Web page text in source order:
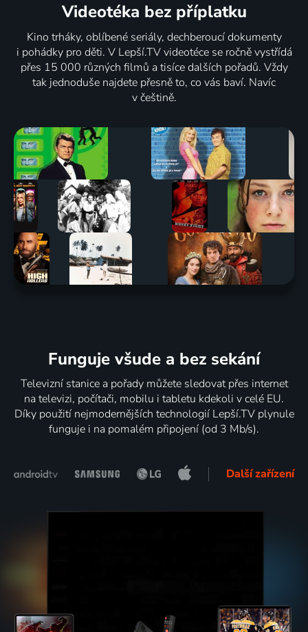
Videotéka bez příplatku
Kino trháky, oblíbené seriály, dechberoucí dokumenty
i pohádky pro děti. V Lepší.TV videotéce se ročně vystřídá
přes 15 000 různých filmů a tisíce dalších pořadů. Vždy
tak jednoduše najdete přesně to, co vás baví. Navíc
v češtině.
Funguje všude a bez sekání
Televizní stanice a pořady můžete sledovat přes internet
na televizi, počítači, mobilu i tabletu kdekoli v celé EU.
Díky použití nejmodernějších technologií Lepší.TV plynule
funguje i na pomalém připojení (od 3 Mb/s).
Další zařízení